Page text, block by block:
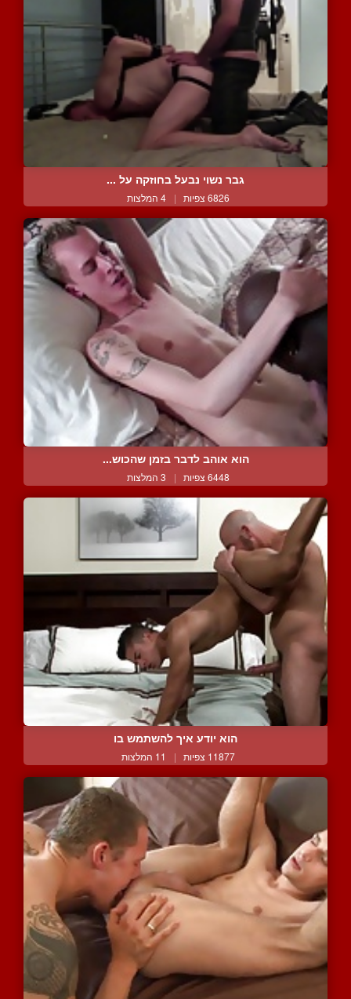
גבר נשוי נבעל בחוזקה על ...
6826 צפיות | 4 המלצות
הוא אוהב לדבר בזמן שהכוש...
6448 צפיות | 3 המלצות
הוא יודע איך להשתמש בו
11877 צפיות | 11 המלצות